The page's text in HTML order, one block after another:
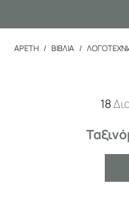
ΑΡΕΤΗ ΒΙΒΛΙΑ
18